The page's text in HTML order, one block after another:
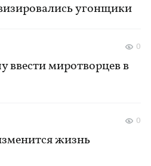
угонщики
ввести миротворцев в
0
жизнь
0